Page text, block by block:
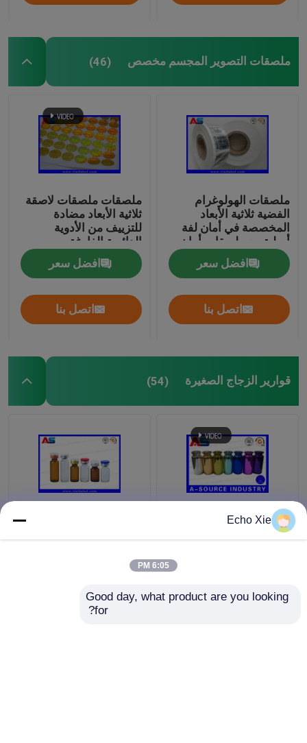
ملصقات التصوير المجسم مخصص (46)
ملصقات الهولوغرام
الفضية ثلاثية الأبعاد
المخصصة في أمان لفة
أصلية مع ملصقات أمان
ثلاثية الأبعاد خطيرة للرموز
السوداء افضل سعر
اتصل بنا
ملصقات ملصقات لاصقة
ثلاثية الأبعاد مضادة
للتزييف من الأدوية
الدائرية الفارغة
افضل سعر
اتصل بنا
قوارير الزجاج الصغيرة (54)
ملونة الزجاجات الصغيرة
مل / 5 مل / 10 مل
Echo Xie
6:05 PM
Good day, what product are you looking
for?